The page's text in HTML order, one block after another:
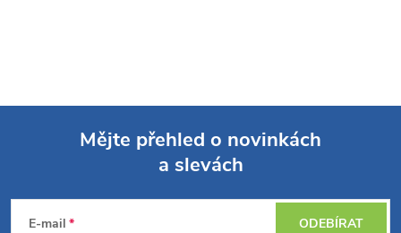
ů
a
Mějte přehled o novinkách
a slevách
E-mail ODEBÍRAT